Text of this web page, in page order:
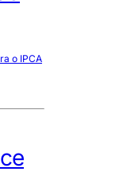
o IPCA